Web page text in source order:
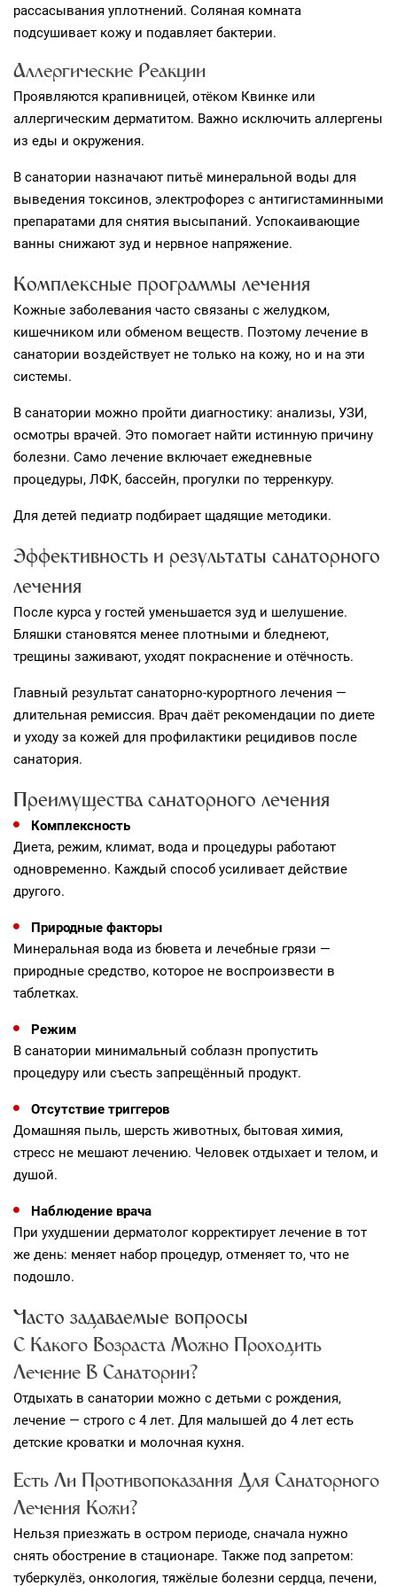
рассасывания уплотнений. Соляная комната
подсушивает кожу и подавляет бактерии.
Аллергические Реакции
Проявляются крапивницей, отёком Квинке или
аллергическим дерматитом. Важно исключить аллергены
из еды и окружения.
В санатории назначают питьё минеральной воды для
выведения токсинов, электрофорез с антигистаминными
препаратами для снятия высыпаний. Успокаивающие
ванны снижают зуд и нервное напряжение.
Комплексные программы лечения
Кожные заболевания часто связаны с желудком,
кишечником или обменом веществ. Поэтому лечение в
санатории воздействует не только на кожу, но и на эти
системы.
В санатории можно пройти диагностику: анализы, УЗИ,
осмотры врачей. Это помогает найти истинную причину
болезни. Само лечение включает ежедневные
процедуры, ЛФК, бассейн, прогулки по терренкуру.
Для детей педиатр подбирает щадящие методики.
Эффективность и результаты санаторного
лечения
После курса у гостей уменьшается зуд и шелушение.
Бляшки становятся менее плотными и бледнеют,
трещины заживают, уходят покраснение и отёчность.
Главный результат санаторно-курортного лечения —
длительная ремиссия. Врач даёт рекомендации по диете
и уходу за кожей для профилактики рецидивов после
санатория.
Преимущества санаторного лечения
Комплексность
Диета, режим, климат, вода и процедуры работают
одновременно. Каждый способ усиливает действие
другого.
Природные факторы
Минеральная вода из бювета и лечебные грязи —
природные средство, которое не воспроизвести в
таблетках.
Режим
В санатории минимальный соблазн пропустить
процедуру или съесть запрещённый продукт.
Отсутствие триггеров
Домашняя пыль, шерсть животных, бытовая химия,
стресс не мешают лечению. Человек отдыхает и телом, и
душой.
Наблюдение врача
При ухудшении дерматолог корректирует лечение в тот
же день: меняет набор процедур, отменяет то, что не
подошло.
Часто задаваемые вопросы
С Какого Возраста Можно Проходить
Лечение В Санатории?
Отдыхать в санатории можно с детьми с рождения,
лечение — строго с 4 лет. Для малышей до 4 лет есть
детские кроватки и молочная кухня.
Есть Ли Противопоказания Для Санаторного
Лечения Кожи?
Нельзя приезжать в остром периоде, сначала нужно
снять обострение в стационаре. Также под запретом:
туберкулёз, онкология, тяжёлые болезни сердца, печени,